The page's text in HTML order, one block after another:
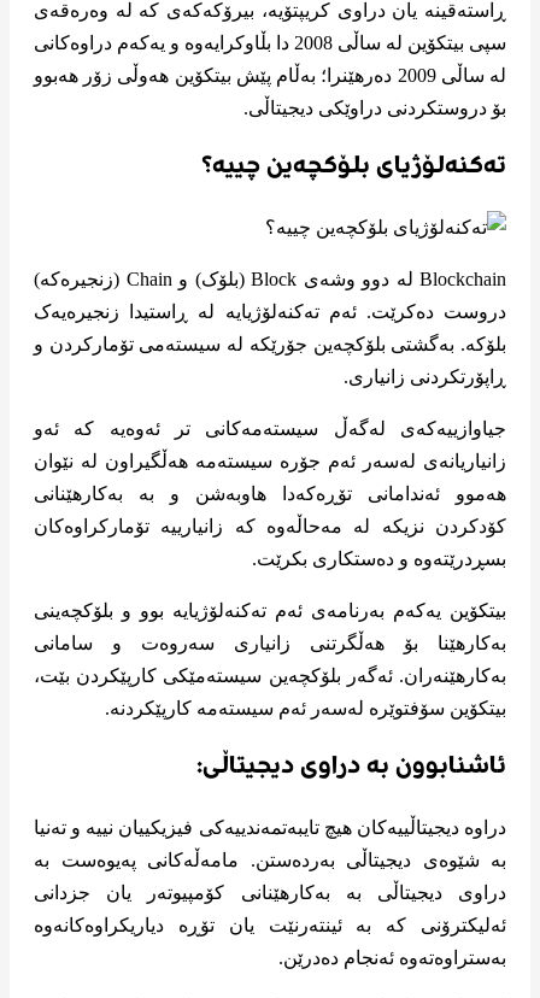
ڕاستەقینە یان دراوی کریپتۆیە، بیرۆکەکەی کە لە وەرەقەی
سپی بیتکۆین لە ساڵی 2008 دا بڵاوکرایەوە و یەکەم دراوەکانی
لە ساڵی 2009 دەرهێنرا؛ بەڵام پێش بیتکۆین هەوڵی زۆر هەبوو
بۆ دروستکردنی دراوێکی دیجیتاڵی.
تەکنەلۆژیای بلۆکچەین چییە؟
Blockchain لە دوو وشەی Block (بلۆک) و Chain (زنجیرەکە)
دروست دەکرێت. ئەم تەکنەلۆژیایە لە ڕاستیدا زنجیرەیەک
بلۆکە. بەگشتی بلۆکچەین جۆرێکە لە سیستەمی تۆمارکردن و
ڕاپۆرتکردنی زانیاری.
جیاوازییەکەی لەگەڵ سیستەمەکانی تر ئەوەیە کە ئەو
زانیاریانەی لەسەر ئەم جۆرە سیستەمە هەڵگیراون لە نێوان
هەموو ئەندامانی تۆڕەکەدا هاوبەشن و بە بەکارهێنانی
کۆدکردن نزیکە لە مەحاڵەوە کە زانیارییە تۆمارکراوەکان
بسڕدرێتەوە و دەستکاری بکرێت.
بیتکۆین یەکەم بەرنامەی ئەم تەکنەلۆژیایە بوو و بلۆکچەینی
بەکارهێنا بۆ هەڵگرتنی زانیاری سەروەت و سامانی
بەکارهێنەران. ئەگەر بلۆکچەین سیستەمێکی کارپێکردن بێت،
بیتکۆین سۆفتوێرە لەسەر ئەم سیستەمە کارپێکردنە.
ئاشنابوون بە دراوی دیجیتاڵی:
دراوە دیجیتاڵییەکان هیچ تایبەتمەندییەکی فیزیکییان نییە و تەنیا
بە شێوەی دیجیتاڵی بەردەستن. مامەڵەکانی پەیوەست بە
دراوی دیجیتاڵی بە بەکارهێنانی کۆمپیوتەر یان جزدانی
ئەلیکترۆنی کە بە ئینتەرنێت یان تۆڕە دیاریکراوەکانەوە
بەستراوەتەوە ئەنجام دەدرێن.